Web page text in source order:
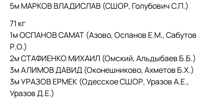
5м МАРКОВ ВЛАДИСЛАВ (СШОР, Голубович С.П.)
71 кг
1м ОСПАНОВ САМАТ (Азово, Оспанов Е.М., Сабутов
Р.О.)
2м СТАФИЕНКО МИХАИЛ (Омский, Альдыбаев Б.Б.)
3м АЛИМОВ ДАВИД (Оконешниково, Ахметов Б.Х.)
3м УРАЗОВ ЕРМЕК (Одесское СШОР, Уразов А.Е.,
Уразов Д.Е.)